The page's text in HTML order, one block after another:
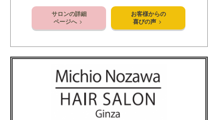
サロンの詳細
ページへ
お客様からの
喜びの声